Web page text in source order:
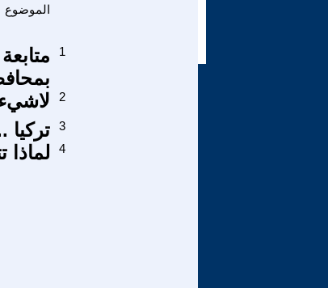
الموضوع
1
2
3
لماذا 4